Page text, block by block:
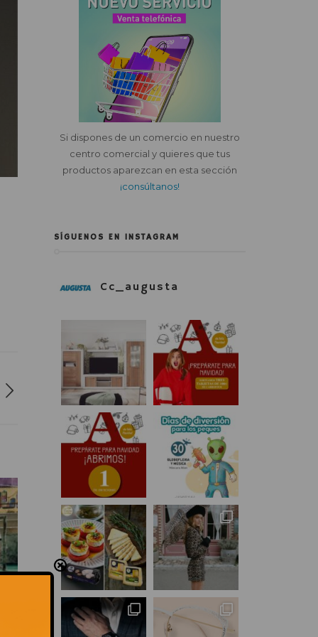
Si dispones de un comercio en nuestro
centro comercial y quieres que tus
productos aparezcan en esta sección
¡consúltanos!
SÍGUENOS EN INSTAGRAM
Cc_augusta